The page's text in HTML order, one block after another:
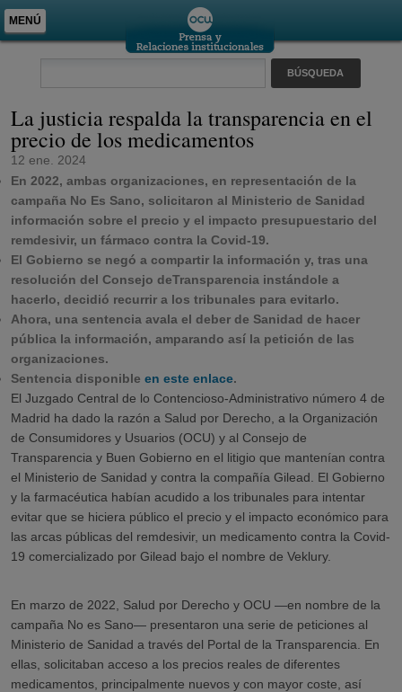
MENÚ
La justicia respalda la transparencia en el
precio de los medicamentos
12 ene. 2024
En 2022, ambas organizaciones, en representación de la
campaña No Es Sano, solicitaron al Ministerio de Sanidad
información sobre el precio y el impacto presupuestario del
remdesivir, un fármaco contra la Covid-19.
El Gobierno se negó a compartir la información y, tras una
resolución del Consejo deTransparencia instándole a
hacerlo, decidió recurrir a los tribunales para evitarlo.
Ahora, una sentencia avala el deber de Sanidad de hacer
pública la información, amparando así la petición de las
organizaciones.
Sentencia disponible en este enlace.
El Juzgado Central de lo Contencioso-Administrativo número 4 de
Madrid ha dado la razón a Salud por Derecho, a la Organización
de Consumidores y Usuarios (OCU) y al Consejo de
Transparencia y Buen Gobierno en el litigio que mantenían contra
el Ministerio de Sanidad y contra la compañía Gilead. El Gobierno
y la farmacéutica habían acudido a los tribunales para intentar
evitar que se hiciera público el precio y el impacto económico para
las arcas públicas del remdesivir, un medicamento contra la Covid-
19 comercializado por Gilead bajo el nombre de Veklury.
En marzo de 2022, Salud por Derecho y OCU —en nombre de la
campaña No es Sano— presentaron una serie de peticiones al
Ministerio de Sanidad a través del Portal de la Transparencia. En
ellas, solicitaban acceso a los precios reales de diferentes
medicamentos, principalmente nuevos y con mayor coste, así